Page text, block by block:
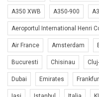
A350 XWB A350-900
Aeroportul International Henri
Air France Amsterdam
Bucuresti Chisinau
Dubai Emirates